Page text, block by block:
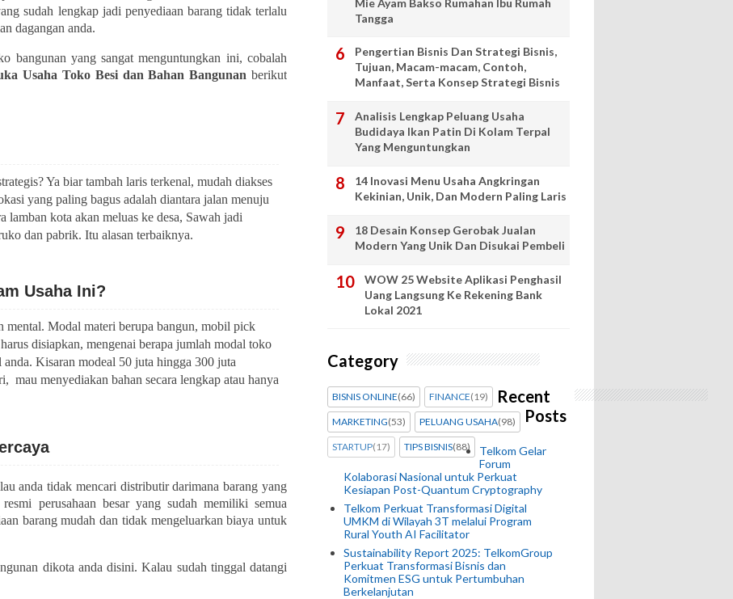
sudah lengkap jadi penyediaan barang tidak terlalu
dagangan anda.
bangunan yang sangat menguntungkan ini, cobalah
Usaha Toko Besi dan Bahan Bangunan berikut
Ya biar tambah laris terkenal, mudah diakses
yang paling bagus adalah diantara jalan menuju
lamban kota akan meluas ke desa, Sawah jadi
dan pabrik. Itu alasan terbaiknya.
Usaha Ini?
mental. Modal materi berupa bangun, mobil pick
disiapkan, mengenai berapa jumlah modal toko
Kisaran modeal 50 juta hingga 300 juta
mau menyediakan bahan secara lengkap atau hanya
anda tidak mencari distributir darimana barang yang
perusahaan besar yang sudah memiliki semua
barang mudah dan tidak mengeluarkan biaya untuk
dikota anda disini. Kalau sudah tinggal datangi
Tangga
Pengertian Bisnis Dan Strategi Bisnis,
Tujuan, Macam-macam, Contoh,
Manfaat, Serta Konsep Strategi Bisnis
Analisis Lengkap Peluang Usaha
Budidaya Ikan Patin Di Kolam Terpal
Yang Menguntungkan
14 Inovasi Menu Usaha Angkringan
Kekinian, Unik, Dan Modern Paling Laris
18 Desain Konsep Gerobak Jualan
Modern Yang Unik Dan Disukai Pembeli
WOW 25 Website Aplikasi Penghasil
Uang Langsung Ke Rekening Bank
Lokal 2021
Category
BISNIS ONLINE(66) FINANCE(19)
MARKETING(53) PELUANG USAHA(98)
STARTUP(17) TIPS BISNIS(88)
Recent
Posts
Telkom Gelar
Forum
Kolaborasi Nasional untuk Perkuat
Kesiapan Post-Quantum Cryptography
Telkom Perkuat Transformasi Digital
UMKM di Wilayah 3T melalui Program
Rural Youth AI Facilitator
Sustainability Report 2025: TelkomGroup
Perkuat Transformasi Bisnis dan
Komitmen ESG untuk Pertumbuhan
Berkelanjutan